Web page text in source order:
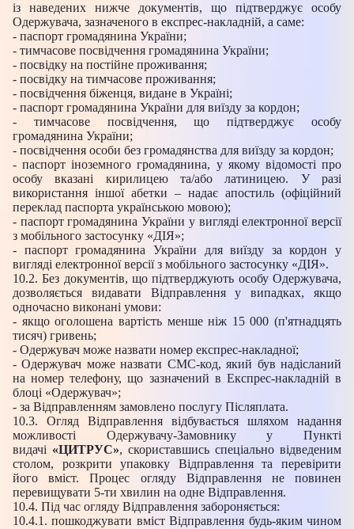
із наведених нижче документів, що підтверджує особу
Одержувача, зазначеного в експрес-накладній, а саме:
- паспорт громадянина України;
- тимчасове посвідчення громадянина України;
- посвідку на постійне проживання;
- посвідку на тимчасове проживання;
- посвідчення біженця, видане в Україні;
- паспорт громадянина України для виїзду за кордон;
- тимчасове посвідчення, що підтверджує особу
громадянина України;
- посвідчення особи без громадянства для виїзду за кордон;
- паспорт іноземного громадянина, у якому відомості про
особу вказані кирилицею та/або латиницею. У разі
використання іншої абетки – надає апостиль (офіційний
переклад паспорта українською мовою);
- паспорт громадянина України у вигляді електронної версії
з мобільного застосунку «ДІЯ»;
- паспорт громадянина України для виїзду за кордон у
вигляді електронної версії з мобільного застосунку «ДІЯ».
10.2. Без документів, що підтверджують особу Одержувача,
дозволяється видавати Відправлення у випадках, якщо
одночасно виконані умови:
- якщо оголошена вартість менше ніж 15 000 (п'ятнадцять
тисяч) гривень;
- Одержувач може назвати номер експрес-накладної;
- Одержувач може назвати СМС-код, який був надісланий
на номер телефону, що зазначений в Експрес-накладній в
блоці «Одержувач»;
- за Відправленням замовлено послугу Післяплата.
10.3. Огляд Відправлення відбувається шляхом надання
можливості Одержувачу-Замовнику у Пункті
видачі «ЦИТРУС», скориставшись спеціально відведеним
столом, розкрити упаковку Відправлення та перевірити
його вміст. Процес огляду Відправлення не повинен
перевищувати 5-ти хвилин на одне Відправлення.
10.4. Під час огляду Відправлення забороняється:
10.4.1. пошкоджувати вміст Відправлення будь-яким чином